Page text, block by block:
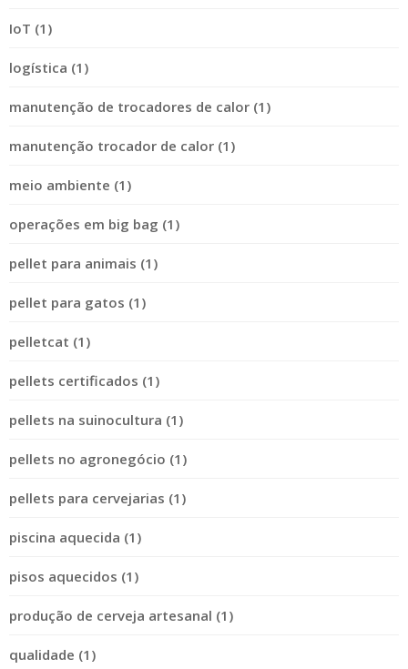
IoT (1)
logística (1)
manutenção de trocadores de calor (1)
manutenção trocador de calor (1)
meio ambiente (1)
operações em big bag (1)
pellet para animais (1)
pellet para gatos (1)
pelletcat (1)
pellets certificados (1)
pellets na suinocultura (1)
pellets no agronegócio (1)
pellets para cervejarias (1)
piscina aquecida (1)
pisos aquecidos (1)
produção de cerveja artesanal (1)
qualidade (1)